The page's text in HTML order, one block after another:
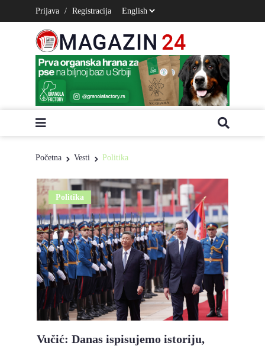
Prijava / Registracija
Početna Vesti Politika
Politika
Vučić: Danas ispisujemo istoriju,